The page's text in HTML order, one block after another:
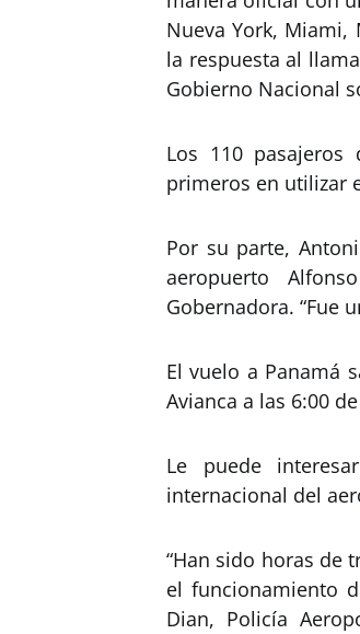
Nueva York, Miami,
la respuesta al
Gobierno Nacional
Los 110
primeros en utilizar
Por su parte,
aeropuerto
Gobernadora. “Fue
El vuelo a Panamá
Avianca a las 6:00
Le puede
internacional del
“Han sido horas de
el funcionamiento
Dian, Policía